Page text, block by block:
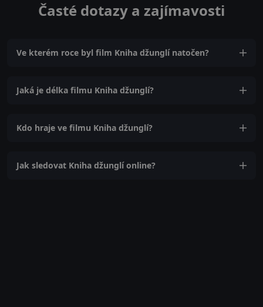
Časté dotazy a zajímavosti
Ve kterém roce byl film Kniha džunglí natočen?
Jaká je délka filmu Kniha džunglí?
Kdo hraje ve filmu Kniha džunglí?
Jak sledovat Kniha džunglí online?